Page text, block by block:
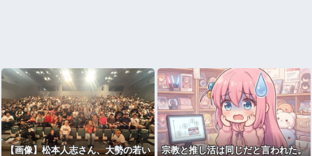
【画像】松本人志さん、大勢の若い
宗教と推し活は同じだと言われた。